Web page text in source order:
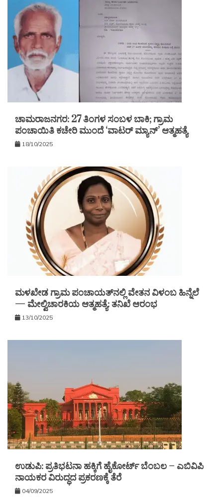
ಚಾಮರಾಜನಗರ: 27 ತಿಂಗಳ ಸಂಬಳ ಬಾಕಿ; ಗ್ರಾಮ
ಪಂಚಾಯಿತಿ ಕಚೇರಿ ಮುಂದೆ ‘ವಾಟರ್ ಮ್ಯಾನ್’ ಆತ್ಮಹತ್ಯೆ
18/10/2025
ಮಳಖೇಡ ಗ್ರಾಮ ಪಂಚಾಯತ್‌ನಲ್ಲಿ ವೇತನ ವಿಳಂಬ ಹಿನ್ನೆಲೆ
— ಮೇಲ್ವಿಚಾರಕಿಯ ಆತ್ಮಹತ್ಯೆ: ತನಿಖೆ ಆರಂಭ
13/10/2025
ಉಡುಪಿ: ಪ್ರತಿಭಟನಾ ಹಕ್ಕಿಗೆ ಹೈಕೋರ್ಟ್ ಬೆಂಬಲ – ಎಬಿವಿಪಿ
ನಾಯಕರ ವಿರುದ್ಧದ ಪ್ರಕರಣಕ್ಕೆ ತೆರೆ
04/09/2025